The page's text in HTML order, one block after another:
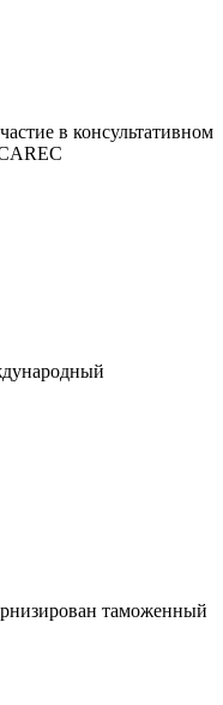
в консультативном
таможенный